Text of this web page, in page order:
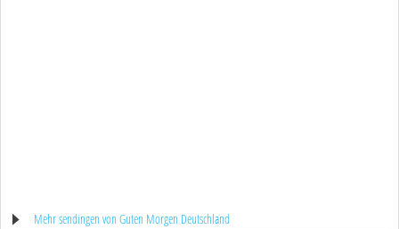
Mehr sendingen von Guten Morgen Deutschland